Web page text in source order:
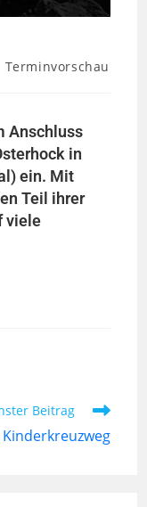
Terminvorschau
Anschluss
in
ein. Mit
Teil ihrer
viele
Beitrag